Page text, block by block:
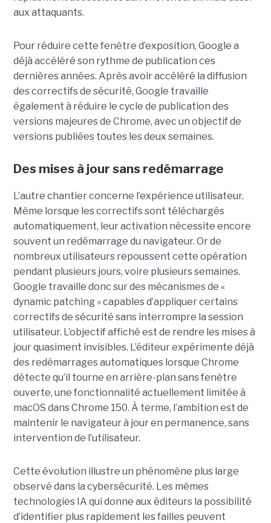
aux attaquants.
Pour réduire cette fenêtre d’exposition, Google a
déjà accéléré son rythme de publication ces
dernières années. Après avoir accéléré la diffusion
des correctifs de sécurité, Google travaille
également à réduire le cycle de publication des
versions majeures de Chrome, avec un objectif de
versions publiées toutes les deux semaines.
Des mises à jour sans redémarrage
L’autre chantier concerne l’expérience utilisateur.
Même lorsque les correctifs sont téléchargés
automatiquement, leur activation nécessite encore
souvent un redémarrage du navigateur. Or de
nombreux utilisateurs repoussent cette opération
pendant plusieurs jours, voire plusieurs semaines.
Google travaille donc sur des mécanismes de «
dynamic patching » capables d’appliquer certains
correctifs de sécurité sans interrompre la session
utilisateur. L’objectif affiché est de rendre les mises à
jour quasiment invisibles. L’éditeur expérimente déjà
des redémarrages automatiques lorsque Chrome
détecte qu’il tourne en arrière-plan sans fenêtre
ouverte, une fonctionnalité actuellement limitée à
macOS dans Chrome 150. À terme, l’ambition est de
maintenir le navigateur à jour en permanence, sans
intervention de l’utilisateur.
Cette évolution illustre un phénomène plus large
observé dans la cybersécurité. Les mêmes
technologies IA qui donne aux éditeurs la possibilité
d’identifier plus rapidement les failles peuvent